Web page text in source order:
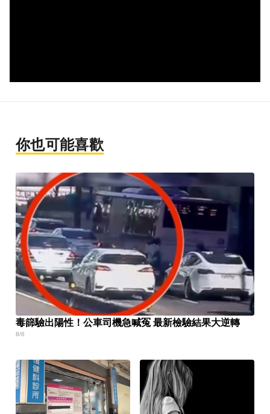
你也可能喜歡
毒篩驗出陽性！公車司機急喊冤 最新檢驗結果大逆轉
8/6